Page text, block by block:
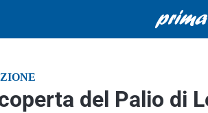
del Palio di